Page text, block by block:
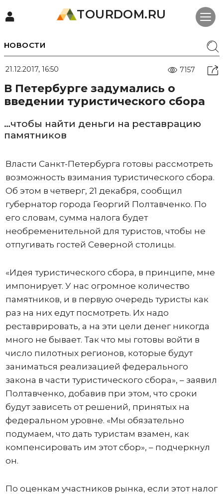
TOURDOM.RU
НОВОСТИ
21.12.2017, 16:50 7157
В Петербурге задумались о
введении туристического сбора
…чтобы найти деньги на реставрацию
памятников
Власти Санкт-Петербурга готовы рассмотреть
возможность взимания туристического сбора.
Об этом в четверг, 21 декабря, сообщил
губернатор города Георгий Полтавченко. По
его словам, сумма налога будет
необременительной для туристов, чтобы не
отпугивать гостей Северной столицы.
«Идея туристического сбора, в принципе, мне
импонирует. У нас огромное количество
памятников, и в первую очередь туристы как
раз на них едут посмотреть. Их надо
реставрировать, а на эти цели денег никогда
много не бывает. Так что мы готовы войти в
число пилотных регионов, которые будут
заниматься реализацией федерального
закона в части туристического сбора», – заявил
Полтавченко, добавив при этом, что сроки
будут зависеть от решений, принятых на
федеральном уровне. «Мы обязательно
подумаем, что дать туристам взамен, как
компенсировать им этот сбор», – подчеркнул
он.
По оценкам участников рынка, если этот налог